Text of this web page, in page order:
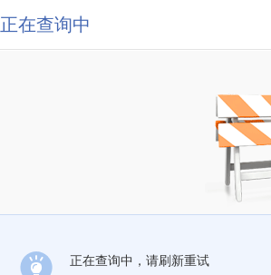
正在查询中
正在查询中，请刷新重试